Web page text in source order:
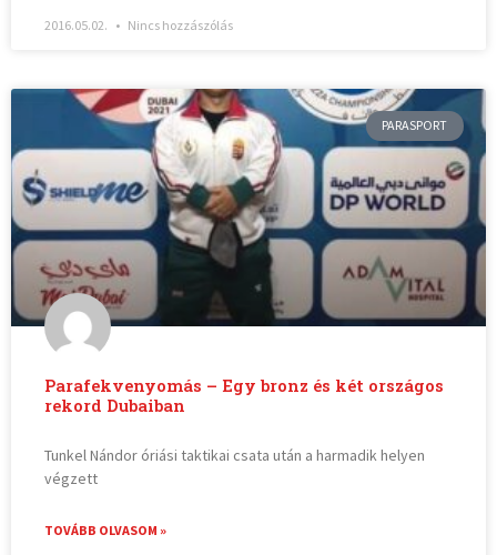
2016.05.02. Nincs hozzászólás
PARASPORT
Parafekvenyomás – Egy bronz és két országos
rekord Dubaiban
Tunkel Nándor óriási taktikai csata után a harmadik helyen
végzett
TOVÁBB OLVASOM »